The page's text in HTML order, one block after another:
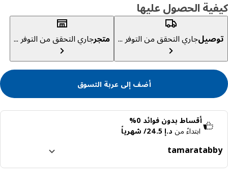
الحصول عليها
جاري التحقق من التوفر ... متجرجاري التحقق من التوفر ...
أضف إلى عربة التسوق
أقساط بدون فوائد 0%
ابتداءً مند.إ 24.5/ شهرياً
tamara